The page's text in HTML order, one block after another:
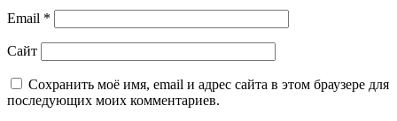
Email *
Сайт
Сохранить моё имя, email и адрес сайта в этом браузере для
последующих моих комментариев.